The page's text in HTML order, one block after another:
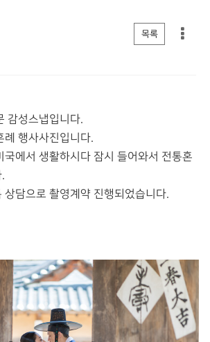
목록
감성스냅입니다.
례 행사사진입니다.
국에서 생활하시다 잠시 들어와서 전통혼
상담으로 촬영계약 진행되었습니다.